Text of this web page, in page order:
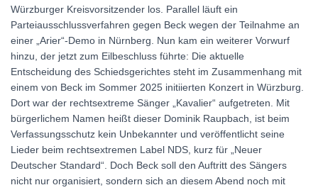
Würzburger Kreisvorsitzender los. Parallel läuft ein
Parteiausschlussverfahren gegen Beck wegen der Teilnahme an
einer „Arier“-Demo in Nürnberg. Nun kam ein weiterer Vorwurf
hinzu, der jetzt zum Eilbeschluss führte: Die aktuelle
Entscheidung des Schiedsgerichtes steht im Zusammenhang mit
einem von Beck im Sommer 2025 initiierten Konzert in Würzburg.
Dort war der rechtsextreme Sänger „Kavalier“ aufgetreten. Mit
bürgerlichem Namen heißt dieser Dominik Raupbach, ist beim
Verfassungsschutz kein Unbekannter und veröffentlicht seine
Lieder beim rechtsextremen Label NDS, kurz für „Neuer
Deutscher Standard“. Doch Beck soll den Auftritt des Sängers
nicht nur organisiert, sondern sich an diesem Abend noch mit